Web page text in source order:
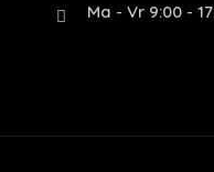
Ma - Vr 9:00 -